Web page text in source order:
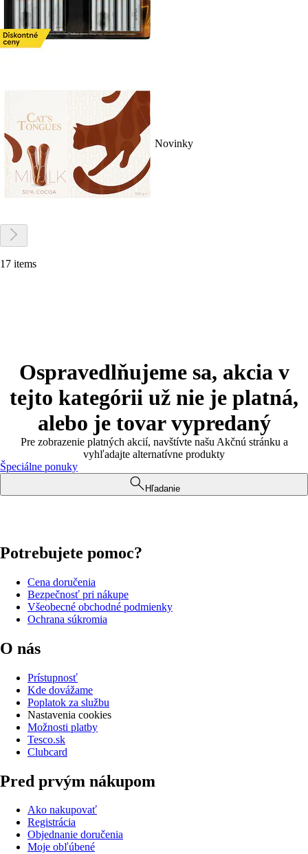
Novinky
17 items
Ospravedlňujeme sa, akcia v
tejto kategórii už nie je platná,
alebo je tovar vypredaný
Pre zobrazenie platných akcií, navštívte našu Akčnú stránku a
vyhľadajte alternatívne produkty
Špeciálne ponuky
Hľadanie
Potrebujete pomoc?
Cena doručenia
Bezpečnosť pri nákupe
Všeobecné obchodné podmienky
Ochrana súkromia
O nás
Prístupnosť
Kde dovážame
Poplatok za službu
Nastavenia cookies
Možnosti platby
Tesco.sk
Clubcard
Pred prvým nákupom
Ako nakupovať
Registrácia
Objednanie doručenia
Moje obľúbené